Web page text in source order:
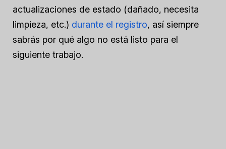
actualizaciones de estado (dañado, necesita
limpieza, etc.) durante el registro, así siempre
sabrás por qué algo no está listo para el
siguiente trabajo.